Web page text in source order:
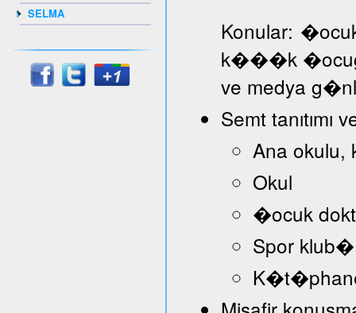
SELMA
Konular:
k���k
ve medya
Semt
Ana okulu,
Okul
�ocuk
Spor klub�